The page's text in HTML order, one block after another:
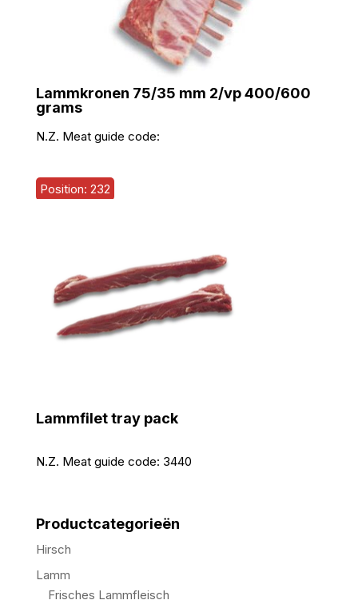
Lammkronen 75/35 mm 2/vp 400/600
grams
N.Z. Meat guide code:
Position: 232
Lammfilet tray pack
N.Z. Meat guide code: 3440
Productcategorieën
Hirsch
Lamm
Frisches Lammfleisch